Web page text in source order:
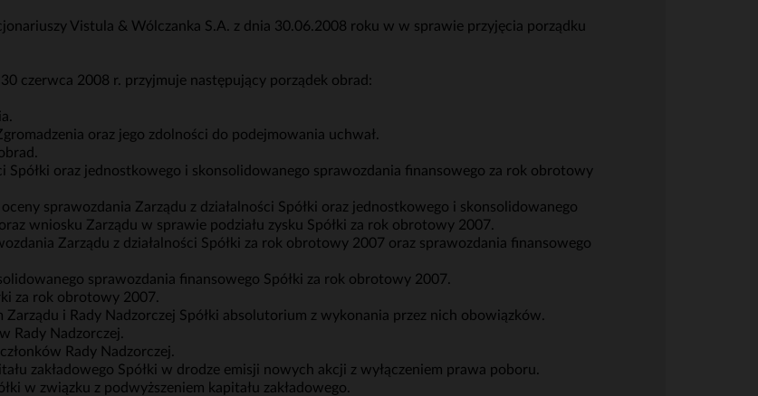
Vistula & Wólczanka S.A. z dnia 30.06.2008 roku w w sprawie przyjęcia porządku
czerwca 2008 r. przyjmuje następujący porządek obrad:
oraz jego zdolności do podejmowania uchwał.
Spółki oraz jednostkowego i skonsolidowanego sprawozdania finansowego za rok obrotowy
sprawozdania Zarządu z działalności Spółki oraz jednostkowego i skonsolidowanego
wniosku Zarządu w sprawie podziału zysku Spółki za rok obrotowy 2007.
Zarządu z działalności Spółki za rok obrotowy 2007 oraz sprawozdania finansowego
sprawozdania finansowego Spółki za rok obrotowy 2007.
za rok obrotowy 2007.
Zarządu i Rady Nadzorczej Spółki absolutorium z wykonania przez nich obowiązków.
Rady Nadzorczej.
Rady Nadzorczej.
zakładowego Spółki w drodze emisji nowych akcji z wyłączeniem prawa poboru.
w związku z podwyższeniem kapitału zakładowego.